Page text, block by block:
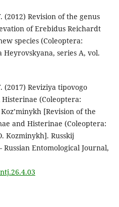
Revision of the genus
of Erebidus Reichardt
species (Coleoptera:
series A, vol.
(2017) Reviziya tipovogo
(Coleoptera:
[Revision of the
and Histerinae (Coleoptera:
Kozminykh]. Russkij
Entomological Journal,